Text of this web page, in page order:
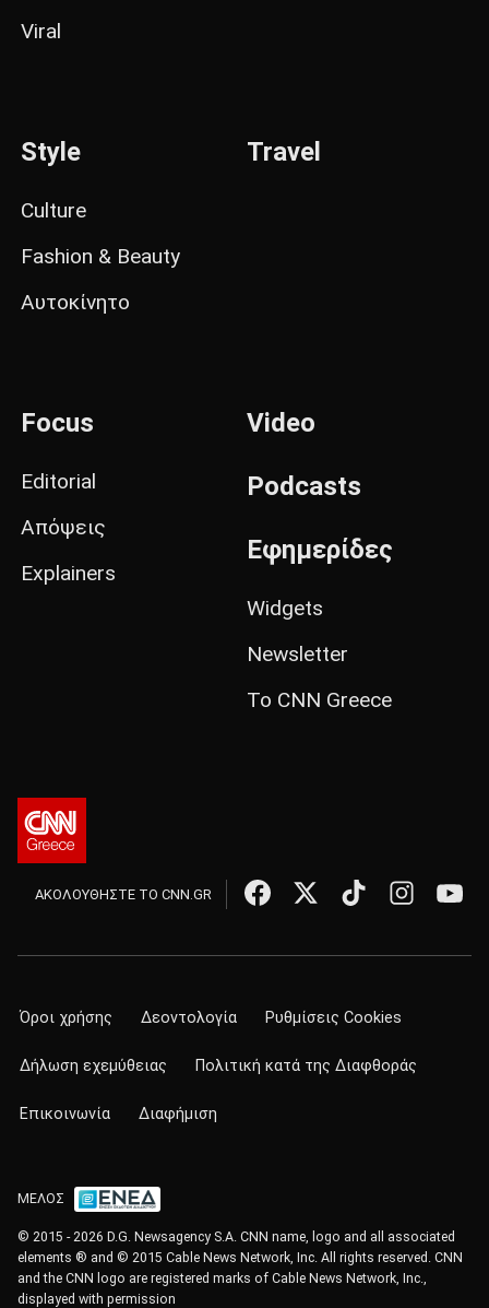
Viral
Style
Culture
Fashion & Beauty
Αυτοκίνητο
Travel
Focus
Editorial
Απόψεις
Explainers
Video
Podcasts
Εφημερίδες
Widgets
Newsletter
Το CNN Greece
ΑΚΟΛΟΥΘΗΣΤΕ ΤΟ CNN.GR
Όροι χρήσης Δεοντολογία Ρυθμίσεις Cookies
Δήλωση εχεμύθειας Πολιτική κατά της Διαφθοράς
Επικοινωνία Διαφήμιση
ΜΕΛΟΣ
© 2015 - 2026 D.G. Newsagency S.A. CNN name, logo and all associated
elements ® and © 2015 Cable News Network, Inc. All rights reserved. CNN
and the CNN logo are registered marks of Cable News Network, Inc.,
displayed with permission